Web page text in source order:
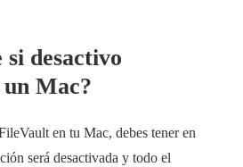
si desactivo
Mac?
en tu Mac, debes tener en
será desactivada y todo el